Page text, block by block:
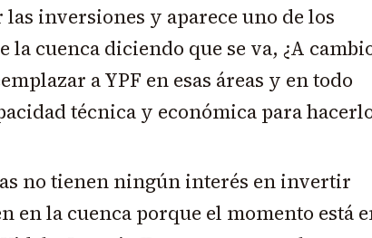
inversiones y aparece uno de los
la cuenca diciendo que se va, ¿A
a YPF en esas áreas y en todo
técnica y económica para
no tienen ningún interés en invertir
en la cuenca porque el momento está